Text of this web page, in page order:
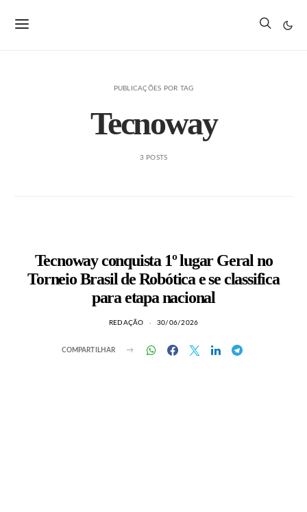
PUBLICAÇÕES POR TAG
Tecnoway
3 POSTS
Tecnoway conquista 1º lugar Geral no
Torneio Brasil de Robótica e se classifica
para etapa nacional
REDAÇÃO 30/06/2026
COMPARTILHAR